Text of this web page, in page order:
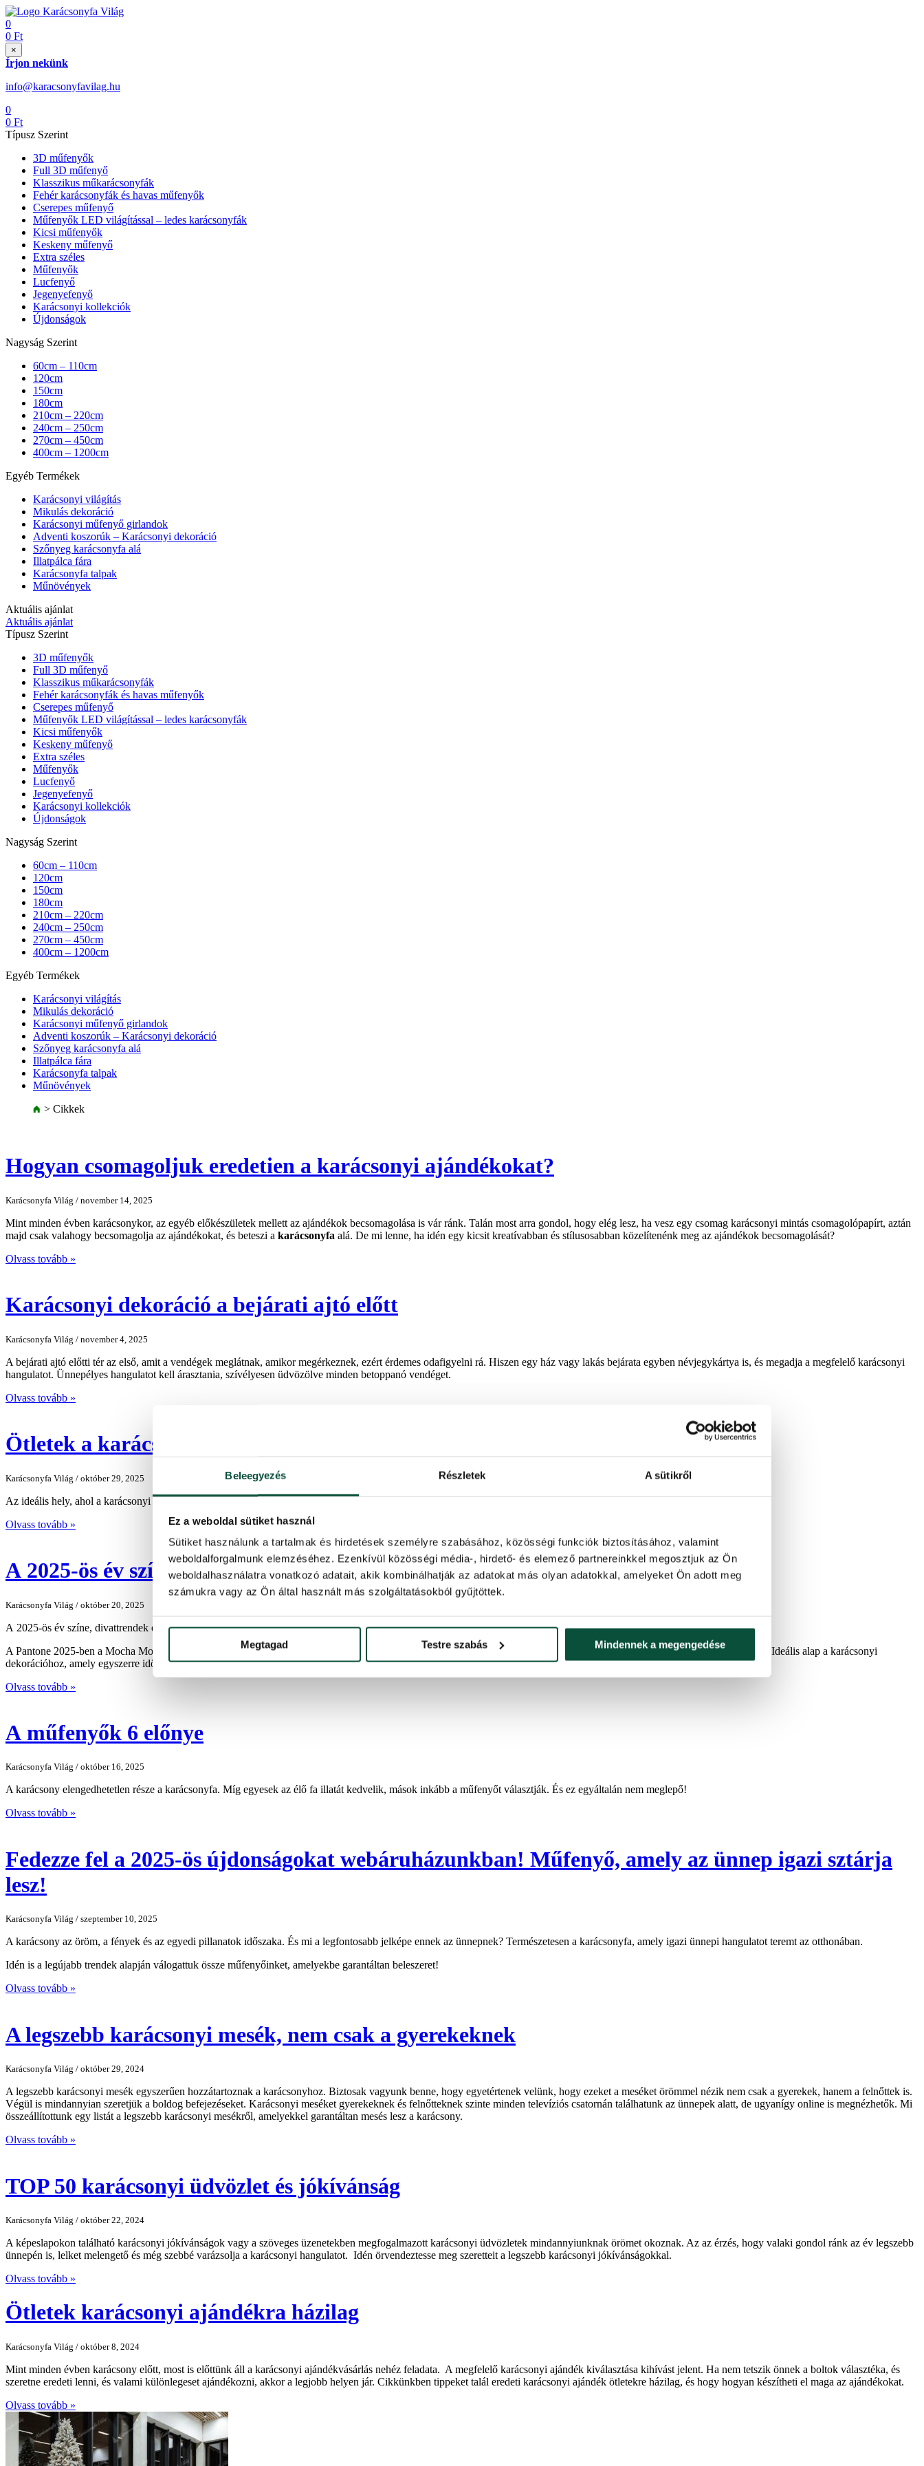
Beleegyezés Részletek A sütikről
Ez a weboldal sütiket használ
Sütiket használunk a tartalmak és hirdetések személyre szabásához, közösségi funkciók biztosításához, valamint
weboldalforgalmunk elemzéséhez. Ezenkívül közösségi média-, hirdető- és elemező partnereinkkel megosztjuk az Ön
weboldalhasználatra vonatkozó adatait, akik kombinálhatják az adatokat más olyan adatokkal, amelyeket Ön adott meg
számukra vagy az Ön által használt más szolgáltatásokból gyűjtöttek.
Megtagad Testre szabás Mindennek a megengedése
0
0 Ft
×
Írjon nekünk
info@karacsonyfavilag.hu
0
0 Ft
Típusz Szerint
3D műfenyők
Full 3D műfenyő
Klasszikus műkarácsonyfák
Fehér karácsonyfák és havas műfenyők
Cserepes műfenyő
Műfenyők LED világítással – ledes karácsonyfák
Kicsi műfenyők
Keskeny műfenyő
Extra széles
Műfenyők
Lucfenyő
Jegenyefenyő
Karácsonyi kollekciók
Újdonságok
Nagyság Szerint
60cm – 110cm
120cm
150cm
180cm
210cm – 220cm
240cm – 250cm
270cm – 450cm
400cm – 1200cm
Egyéb Termékek
Karácsonyi világítás
Mikulás dekoráció
Karácsonyi műfenyő girlandok
Adventi koszorúk – Karácsonyi dekoráció
Szőnyeg karácsonyfa alá
Illatpálca fára
Karácsonyfa talpak
Műnövények
Aktuális ajánlat
Aktuális ajánlat
Típusz Szerint
3D műfenyők
Full 3D műfenyő
Klasszikus műkarácsonyfák
Fehér karácsonyfák és havas műfenyők
Cserepes műfenyő
Műfenyők LED világítással – ledes karácsonyfák
Kicsi műfenyők
Keskeny műfenyő
Extra széles
Műfenyők
Lucfenyő
Jegenyefenyő
Karácsonyi kollekciók
Újdonságok
Nagyság Szerint
60cm – 110cm
120cm
150cm
180cm
210cm – 220cm
240cm – 250cm
270cm – 450cm
400cm – 1200cm
Egyéb Termékek
Karácsonyi világítás
Mikulás dekoráció
Karácsonyi műfenyő girlandok
Adventi koszorúk – Karácsonyi dekoráció
Szőnyeg karácsonyfa alá
Illatpálca fára
Karácsonyfa talpak
Műnövények
> Cikkek
Hogyan csomagoljuk eredetien a karácsonyi ajándékokat?
Karácsonyfa Világ / november 14, 2025
Mint minden évben karácsonykor, az egyéb előkészületek mellett az ajándékok becsomagolása is vár ránk. Talán most arra gondol, hogy elég lesz, ha vesz egy csomag karácsonyi mintás csomagolópapírt, aztán
majd csak valahogy becsomagolja az ajándékokat, és beteszi a karácsonyfa alá. De mi lenne, ha idén egy kicsit kreatívabban és stílusosabban közelítenénk meg az ajándékok becsomagolását?
Olvass tovább »
Karácsonyi dekoráció a bejárati ajtó előtt
Karácsonyfa Világ / november 4, 2025
A bejárati ajtó előtti tér az első, amit a vendégek meglátnak, amikor megérkeznek, ezért érdemes odafigyelni rá. Hiszen egy ház vagy lakás bejárata egyben névjegykártya is, és megadja a megfelelő karácsonyi
hangulatot. Ünnepélyes hangulatot kell árasztania, szívélyesen üdvözölve minden betoppanó vendéget.
Olvass tovább »
Ötletek a karácsonyi ablakdíszítéshez
Karácsonyfa Világ / október 29, 2025
Az ideális hely, ahol a karácsonyi dekoráció szó szerint ragyoghat, az ablak. De miért érnénk be pusztán egy kivilágított műfenyő látványával.
Olvass tovább »
A 2025-ös év színe, divattrendek és stílusos karácsonyi dekorációs ötletek
Karácsonyfa Világ / október 20, 2025
A 2025-ös év színe, divattrendek és stílusos karácsonyi dekorációs ötletek
A Pantone 2025-ben a Mocha Mousse-t választotta az év színének – egy lágy és meleg barna árnyalatot, amely a kényelem, az egyensúly és a természetes elegancia érzetét kelti. Ideális alap a karácsonyi
dekorációhoz, amely egyszerre időtlen, kényelmes és a divatirányzatokkal összhangban lévő.
Olvass tovább »
A műfenyők 6 előnye
Karácsonyfa Világ / október 16, 2025
A karácsony elengedhetetlen része a karácsonyfa. Míg egyesek az élő fa illatát kedvelik, mások inkább a műfenyőt választják. És ez egyáltalán nem meglepő!
Olvass tovább »
Fedezze fel a 2025-ös újdonságokat webáruházunkban! Műfenyő, amely az ünnep igazi sztárja
lesz!
Karácsonyfa Világ / szeptember 10, 2025
A karácsony az öröm, a fények és az egyedi pillanatok időszaka. És mi a legfontosabb jelképe ennek az ünnepnek? Természetesen a karácsonyfa, amely igazi ünnepi hangulatot teremt az otthonában.
Idén is a legújabb trendek alapján válogattuk össze műfenyőinket, amelyekbe garantáltan beleszeret!
Olvass tovább »
A legszebb karácsonyi mesék, nem csak a gyerekeknek
Karácsonyfa Világ / október 29, 2024
A legszebb karácsonyi mesék egyszerűen hozzátartoznak a karácsonyhoz. Biztosak vagyunk benne, hogy egyetértenek velünk, hogy ezeket a meséket örömmel nézik nem csak a gyerekek, hanem a felnőttek is.
Végül is mindannyian szeretjük a boldog befejezéseket. Karácsonyi meséket gyerekeknek és felnőtteknek szinte minden televíziós csatornán találhatunk az ünnepek alatt, de ugyanígy online is megnézhetők. Mi
összeállítottunk egy listát a legszebb karácsonyi mesékről, amelyekkel garantáltan mesés lesz a karácsony.
Olvass tovább »
TOP 50 karácsonyi üdvözlet és jókívánság
Karácsonyfa Világ / október 22, 2024
A képeslapokon található karácsonyi jókívánságok vagy a szöveges üzenetekben megfogalmazott karácsonyi üdvözletek mindannyiunknak örömet okoznak. Az az érzés, hogy valaki gondol ránk az év legszebb
ünnepén is, lelket melengető és még szebbé varázsolja a karácsonyi hangulatot. Idén örvendeztesse meg szeretteit a legszebb karácsonyi jókívánságokkal.
Olvass tovább »
Ötletek karácsonyi ajándékra házilag
Karácsonyfa Világ / október 8, 2024
Mint minden évben karácsony előtt, most is előttünk áll a karácsonyi ajándékvásárlás nehéz feladata. A megfelelő karácsonyi ajándék kiválasztása kihívást jelent. Ha nem tetszik önnek a boltok választéka, és
szeretne eredeti lenni, és valami különlegeset ajándékozni, akkor a legjobb helyen jár. Cikkünkben tippeket talál eredeti karácsonyi ajándék ötletekre házilag, és hogy hogyan készítheti el maga az ajándékokat.
Olvass tovább »